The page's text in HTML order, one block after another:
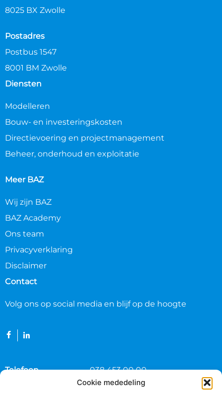
Cookie mededeling
8025 BX Zwolle
Postadres
Postbus 1547
8001 BM Zwolle
Diensten
Modelleren
Bouw- en investeringskosten
Directievoering en projectmanagement
Beheer, onderhoud en exploitatie
Meer BAZ
Wij zijn BAZ
BAZ Academy
Ons team
Privacyverklaring
Disclaimer
Contact
Volg ons op social media en blijf op de hoogte
Telefoon
038 453 00 00
algemeen@baz.nl